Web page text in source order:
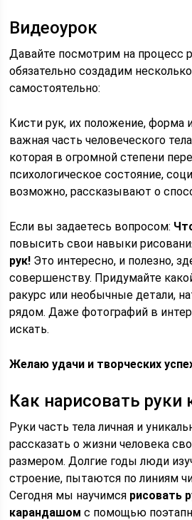
Видеоурок
Давайте посмотрим на процесс
обязательно создадим
самостоятельно:
Кисти рук, их положение, форма
важная часть человеческого
которая в огромной степени
психологическое состояние,
возможно, рассказывают о
Если вы задаетесь вопросом:
повысить свои навыки
рук! Это интересно, и полезно,
совершенству. Придумайте
ракурс или необычные детали,
рядом. Даже фотографий в
искать.
Желаю удачи и творческих
Как нарисовать
Руки часть тела личная и
рассказать о жизни человека
размером. Долгие годы люди
строение, пытаются по линиям
Сегодня мы научимся рисовать
карандашом с помощью